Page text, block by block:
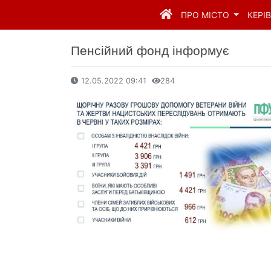
ПРО МІСТО
Пенсійний фонд інформує
12.05.2022 09:41 284